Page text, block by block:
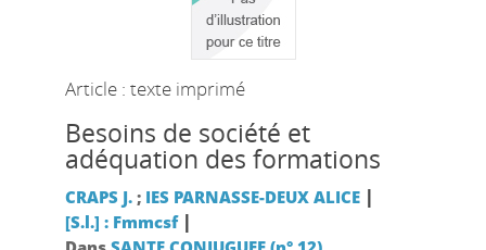
Article : texte imprimé
Besoins de société et
adéquation des formations
CRAPS J.; IES PARNASSE-DEUX ALICE |
[S.l.] : Fmmcsf|